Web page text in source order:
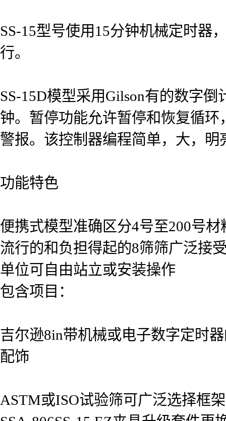
SS-15型号使用15分钟机械定时器
行。
SS-15D模型采用Gilson有的数字
钟。暂停功能允许暂停和恢复循
警报。该控制器编程简单，大，明
功能特色
便携式模型准确区分4号至200号材
流行的和负担得起的8筛筛广泛接
单位可自由站立或安装操作
包含项目：
吉尔逊8in带机械或电子数字定时
配饰
ASTM或ISO试验筛可广泛选择框